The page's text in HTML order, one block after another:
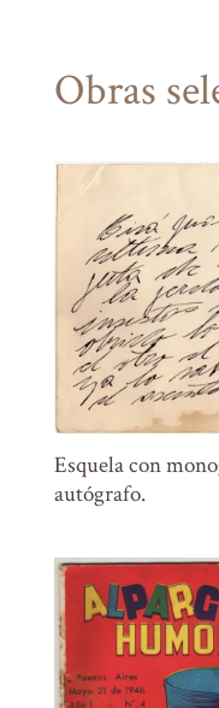
Obras
Esquela con
autógrafo.